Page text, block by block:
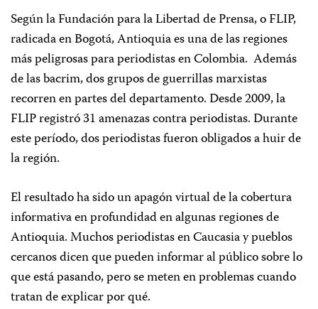
Según la Fundación para la Libertad de Prensa, o FLIP,
radicada en Bogotá, Antioquia es una de las regiones
más peligrosas para periodistas en Colombia. Además
de las bacrim, dos grupos de guerrillas marxistas
recorren en partes del departamento. Desde 2009, la
FLIP registró 31 amenazas contra periodistas. Durante
este período, dos periodistas fueron obligados a huir de
la región.
El resultado ha sido un apagón virtual de la cobertura
informativa en profundidad en algunas regiones de
Antioquia. Muchos periodistas en Caucasia y pueblos
cercanos dicen que pueden informar al público sobre lo
que está pasando, pero se meten en problemas cuando
tratan de explicar por qué.